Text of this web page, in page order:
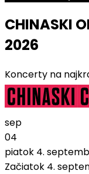
CHINASKI
2026
Koncerty na
sep
04
piatok 4.
Začiatok 4.